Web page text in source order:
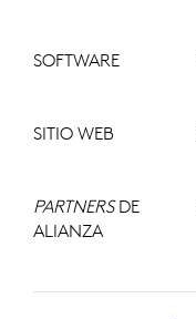
SOFTWARE
SITIO WEB
PARTNERSDE
ALIANZA